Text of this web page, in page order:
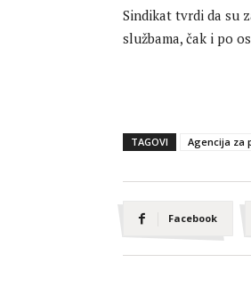
Sindikat tvrdi da su
službama, čak i po
TAGOVI Agencija za
Facebook